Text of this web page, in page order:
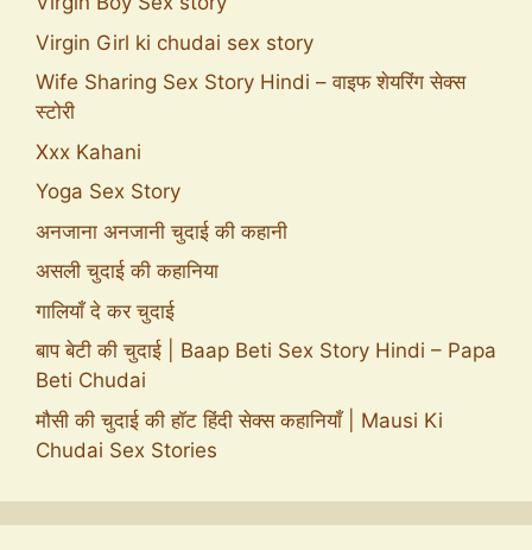
Virgin Girl ki chudai sex story
Wife Sharing Sex Story Hindi – वाइफ शेयरिंग सेक्स
स्टोरी
Xxx Kahani
Yoga Sex Story
अनजाना अनजानी चुदाई की कहानी
असली चुदाई की कहानिया
गालियाँ दे कर चुदाई
बाप बेटी की चुदाई | Baap Beti Sex Story Hindi – Papa
Beti Chudai
मौसी की चुदाई की हॉट हिंदी सेक्स कहानियाँ | Mausi Ki
Chudai Sex Stories